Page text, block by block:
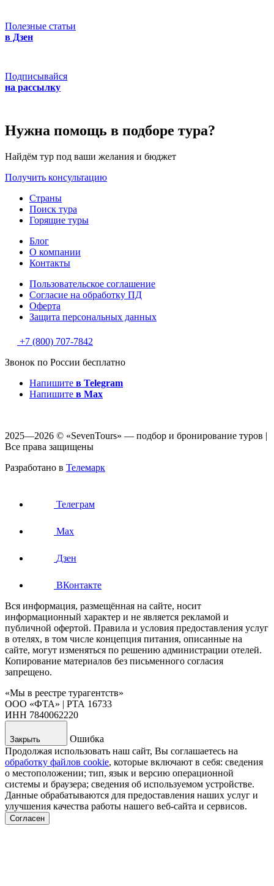
Полезные статьи
в Дзен
Подписывайся
на рассылку
Нужна помощь в подборе тура?
Найдём тур под ваши желания и бюджет
Получить консультацию
Страны
Поиск тура
Горящие туры
Блог
О компании
Контакты
Пользовательское соглашение
Согласие на обработку ПД
Оферта
Защитa персональных данных
+7 (800) 707-7842
Звонок по России бесплатно
Напишите в Telegram
Напишите в Max
2025—2026 © «SevenTours» — подбор и бронирование туров |
Все права защищены
Разработано в Телемарк
Телеграм
Max
Дзен
ВКонтакте
Вся информация, размещённая на сайте, носит
информационный характер и не является рекламой и
публичной офертой. Правила и условия предоставления услуг
в отелях, в том числе концепция питания, описанные на
сайте, могут изменяться по решению администрации отелей.
Копирование материалов без письменного согласия
запрещено.
«Мы в реестре турагентств»
ООО «ФТА» | РТА 16733
ИНН 7840062220
Закрыть
Ошибка
Продолжая использовать наш сайт, Вы соглашаетесь на
обработку файлов cookie, которые включают в себя: сведения
о местоположении; тип, язык и версию операционной
системы и браузера; сведения об используемом устройстве.
Данные обрабатываются для предоставления наших услуг и
улучшения качества работы нашего веб-сайта и сервисов.
Согласен